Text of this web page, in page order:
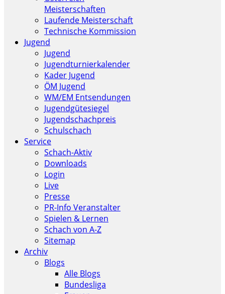
Meisterschaften
Laufende Meisterschaft
Technische Kommission
Jugend
Jugend
Jugendturnierkalender
Kader Jugend
ÖM Jugend
WM/EM Entsendungen
Jugendgütesiegel
Jugendschachpreis
Schulschach
Service
Schach-Aktiv
Downloads
Login
Live
Presse
PR-Info Veranstalter
Spielen & Lernen
Schach von A-Z
Sitemap
Archiv
Blogs
Alle Blogs
Bundesliga